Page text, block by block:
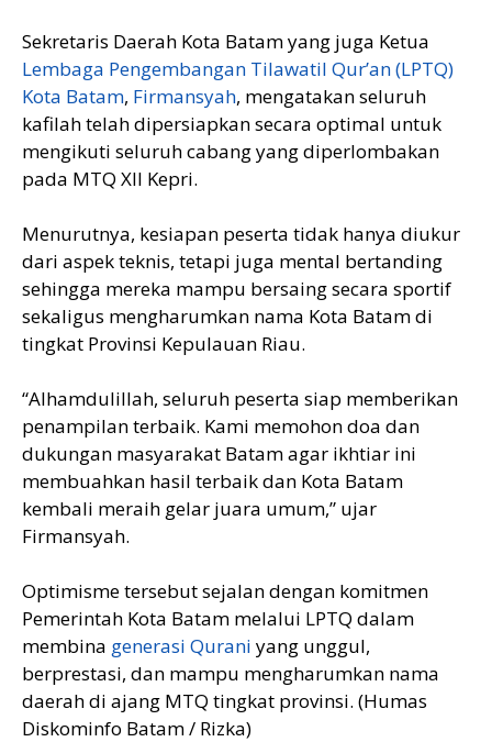
Sekretaris Daerah Kota Batam yang juga Ketua
Lembaga Pengembangan Tilawatil Qur’an (LPTQ)
Kota Batam, Firmansyah, mengatakan seluruh
kafilah telah dipersiapkan secara optimal untuk
mengikuti seluruh cabang yang diperlombakan
pada MTQ XII Kepri.
Menurutnya, kesiapan peserta tidak hanya diukur
dari aspek teknis, tetapi juga mental bertanding
sehingga mereka mampu bersaing secara sportif
sekaligus mengharumkan nama Kota Batam di
tingkat Provinsi Kepulauan Riau.
“Alhamdulillah, seluruh peserta siap memberikan
penampilan terbaik. Kami memohon doa dan
dukungan masyarakat Batam agar ikhtiar ini
membuahkan hasil terbaik dan Kota Batam
kembali meraih gelar juara umum,” ujar
Firmansyah.
Optimisme tersebut sejalan dengan komitmen
Pemerintah Kota Batam melalui LPTQ dalam
membina generasi Qurani yang unggul,
berprestasi, dan mampu mengharumkan nama
daerah di ajang MTQ tingkat provinsi. (Humas
Diskominfo Batam / Rizka)